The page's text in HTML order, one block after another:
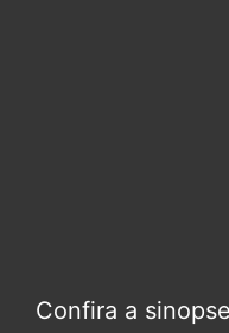
Confira a